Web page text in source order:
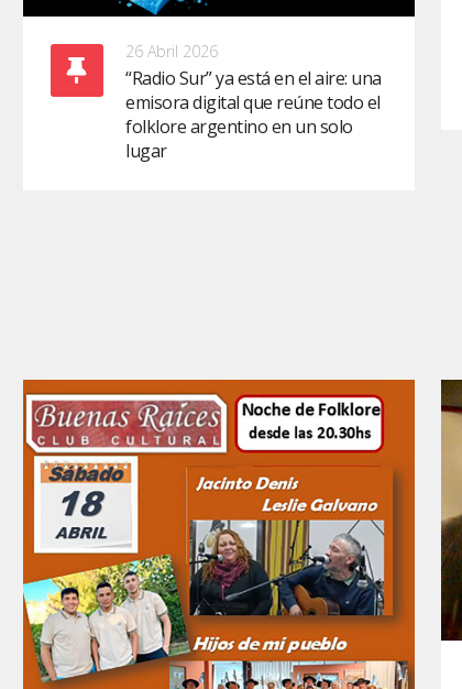
26 Abril 2026
“Radio Sur” ya está en el aire: una
emisora digital que reúne todo el
folklore argentino en un solo
lugar